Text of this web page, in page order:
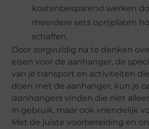
kostenbesparend werken
meerdere sets oprijplaten
schaffen.
Door zorgvuldig na te denken
eisen voor de aanhanger, de
van je transport en activiteiten
doen met de aanhanger, kun je
aanhangers vinden die niet
in gebruik, maar ook vriendelijk
Met de juiste voorbereiding en